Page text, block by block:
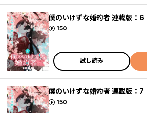
僕のいけずな婚約者 連載版：6
150
ポイント
試し読み
僕のいけずな婚約者 連載版：7
150
ポイント